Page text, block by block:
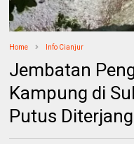
Home Info Cianjur
Jembatan
Kampung di
Putus